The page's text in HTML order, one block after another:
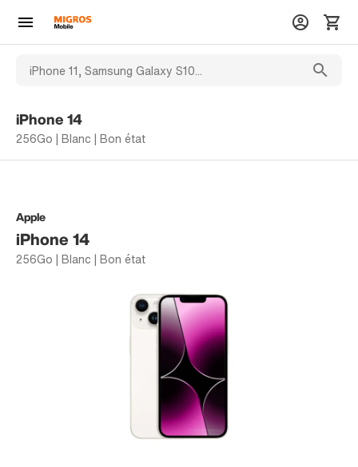
iPhone 14
256Go | Blanc | Bon état
Apple
iPhone 14
256Go | Blanc | Bon état